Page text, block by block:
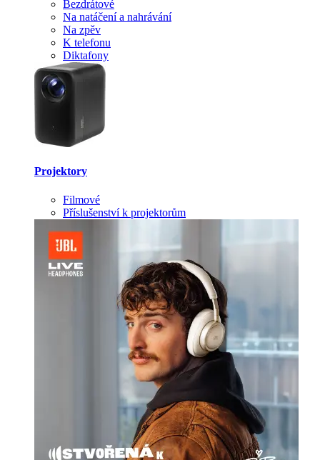
Bezdrátové
Na natáčení a nahrávání
Na zpěv
K telefonu
Diktafony
Projektory
Filmové
Příslušenství k projektorům